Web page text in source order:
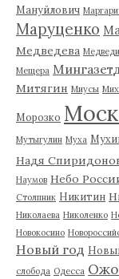
Мануйлович
Маруценко
Медведева
Мещера
Митягин Миусы
Морозко
Мутыгулин Муха
Надя
Наумов Небо
Столпник Никитин
Николаева Николенко
Новокосино
Новый год
слобода Одесса